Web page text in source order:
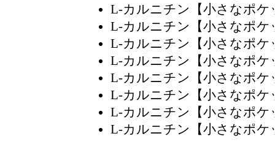
L-カルニチン【小さなポケ
L-カルニチン【小さなポケ
L-カルニチン【小さなポケ
L-カルニチン【小さなポケ
L-カルニチン【小さなポケ
L-カルニチン【小さなポケ
L-カルニチン【小さなポケ
L-カルニチン【小さなポケ